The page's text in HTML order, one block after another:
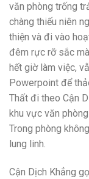
văn phòng trống
chàng thiếu niên
thiện và đi vào
đêm rực rỡ sắc
hết giờ làm việc,
Powerpoint để
Thất đi theo Cận
khu vực văn
Trong phòng
lung linh.
Cận Dịch Khẳng